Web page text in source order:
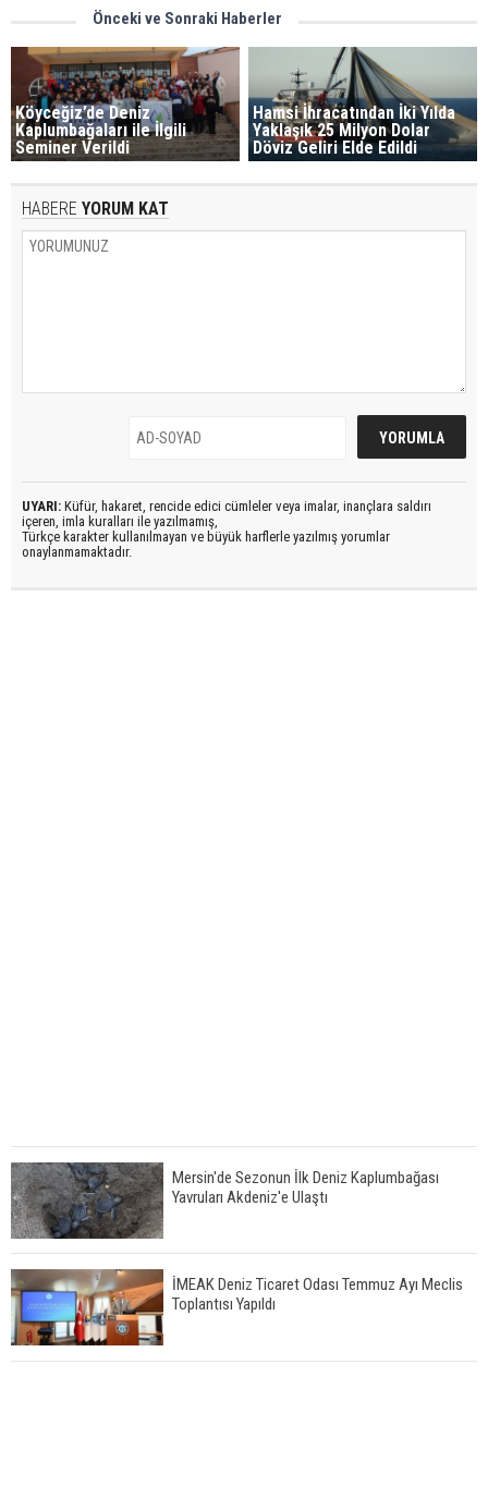
Önceki ve Sonraki Haberler
Köyceğiz’de Deniz
Kaplumbağaları ile İlgili
Seminer Verildi
Hamsi İhracatından İki Yılda
Yaklaşık 25 Milyon Dolar
Döviz Geliri Elde Edildi
HABERE YORUM KAT
UYARI: Küfür, hakaret, rencide edici cümleler veya imalar, inançlara saldırı
içeren, imla kuralları ile yazılmamış,
Türkçe karakter kullanılmayan ve büyük harflerle yazılmış yorumlar
onaylanmamaktadır.
Mersin'de Sezonun İlk Deniz Kaplumbağası
Yavruları Akdeniz'e Ulaştı
İMEAK Deniz Ticaret Odası Temmuz Ayı Meclis
Toplantısı Yapıldı